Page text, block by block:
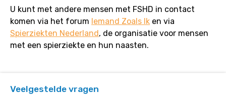
partners
of
ouders
van
U kunt met andere mensen met FSHD in contact
komen via het forum Iemand Zoals Ik en via
Spierziekten Nederland , de organisatie voor mensen
met een spierziekte en hun naasten.
Veelgestelde vragen